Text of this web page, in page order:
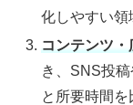
化しやすい領
コンテンツ・
き、SNS投
と所要時間を